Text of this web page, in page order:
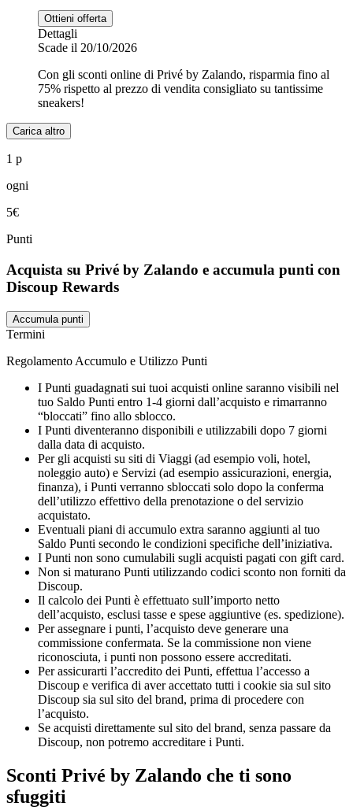
Ottieni offerta
Dettagli
Scade il 20/10/2026
Con gli sconti online di Privé by Zalando, risparmia fino al
75% rispetto al prezzo di vendita consigliato su tantissime
sneakers!
Carica altro
1 p
ogni
5€
Punti
Acquista su Privé by Zalando e accumula punti con
Discoup Rewards
Accumula punti
Termini
Regolamento Accumulo e Utilizzo Punti
I Punti guadagnati sui tuoi acquisti online saranno visibili nel
tuo Saldo Punti entro 1-4 giorni dall’acquisto e rimarranno
“bloccati” fino allo sblocco.
I Punti diventeranno disponibili e utilizzabili dopo 7 giorni
dalla data di acquisto.
Per gli acquisti su siti di Viaggi (ad esempio voli, hotel,
noleggio auto) e Servizi (ad esempio assicurazioni, energia,
finanza), i Punti verranno sbloccati solo dopo la conferma
dell’utilizzo effettivo della prenotazione o del servizio
acquistato.
Eventuali piani di accumulo extra saranno aggiunti al tuo
Saldo Punti secondo le condizioni specifiche dell’iniziativa.
I Punti non sono cumulabili sugli acquisti pagati con gift card.
Non si maturano Punti utilizzando codici sconto non forniti da
Discoup.
Il calcolo dei Punti è effettuato sull’importo netto
dell’acquisto, esclusi tasse e spese aggiuntive (es. spedizione).
Per assegnare i punti, l’acquisto deve generare una
commissione confermata. Se la commissione non viene
riconosciuta, i punti non possono essere accreditati.
Per assicurarti l’accredito dei Punti, effettua l’accesso a
Discoup e verifica di aver accettato tutti i cookie sia sul sito
Discoup sia sul sito del brand, prima di procedere con
l’acquisto.
Se acquisti direttamente sul sito del brand, senza passare da
Discoup, non potremo accreditare i Punti.
Sconti Privé by Zalando che ti sono
sfuggiti